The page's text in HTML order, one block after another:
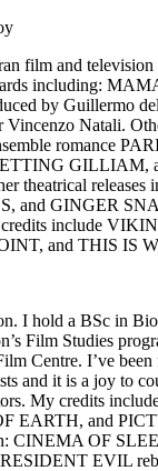
film and
including:
by Guillermo
Vincenzo Natali.
romance
GILLIAM,
theatrical releases
and GINGER
include
and THIS IS
I hold a BSc in
Film Studies
Centre. I’ve
and it is a joy to
My credits
EARTH, and
CINEMA OF
EVIL